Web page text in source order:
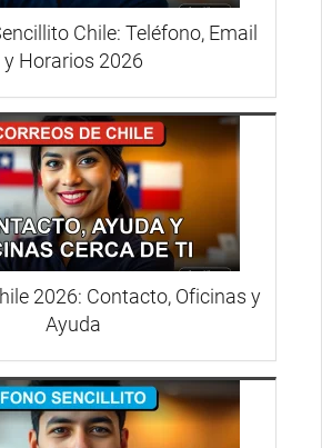
Chile: Teléfono, Email
y Horarios 2026
2026: Contacto, Oficinas y
Ayuda